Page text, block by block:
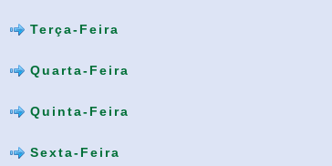
Terça-Feira
Quarta-Feira
Quinta-Feira
Sexta-Feira